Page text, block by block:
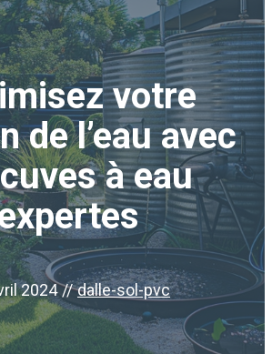
votre
de l’eau avec
à eau
2024 // dalle-sol-pvc